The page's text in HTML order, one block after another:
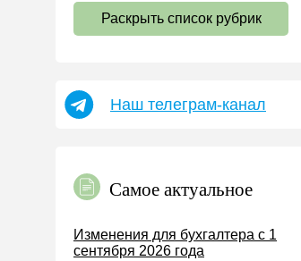
Страховые взносы 2026
УСН
Земельный налог
Налог на рекламу
Раскрыть список рубрик
Наш телеграм-канал
Самое актуальное
Изменения для бухгалтера с 1
сентября 2026 года